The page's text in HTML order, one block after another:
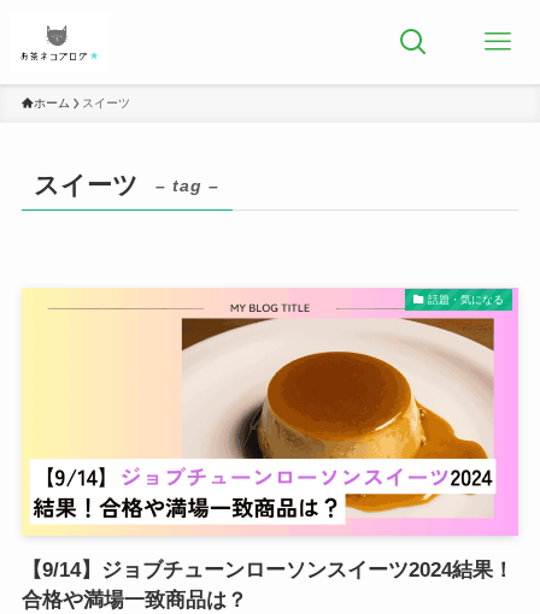
ホーム スイーツ
スイーツ – tag –
話題・気になる
【9/14】ジョブチューンローソンスイーツ2024結果！
合格や満場一致商品は？